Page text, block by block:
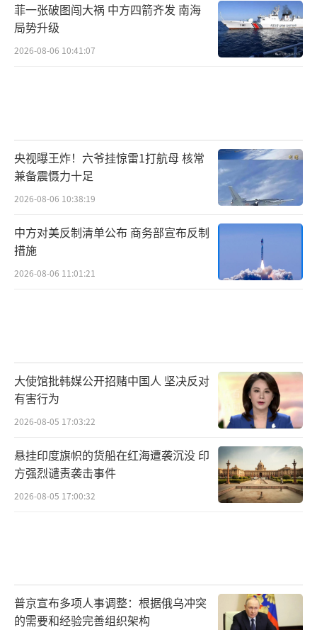
菲一张破图闯大祸 中方四箭齐发 南海
局势升级
2026-08-06 10:41:07
央视曝王炸！六爷挂惊雷1打航母 核常
兼备震慑力十足
2026-08-06 10:38:19
中方对美反制清单公布 商务部宣布反制
措施
2026-08-06 11:01:21
大使馆批韩媒公开招赌中国人 坚决反对
有害行为
2026-08-05 17:03:22
悬挂印度旗帜的货船在红海遭袭沉没 印
方强烈谴责袭击事件
2026-08-05 17:00:32
普京宣布多项人事调整：根据俄乌冲突
的需要和经验完善组织架构